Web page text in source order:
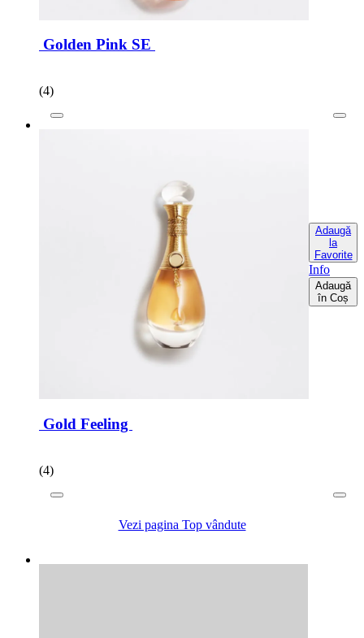
Golden Pink SE
(4)
Adaugă
la
Favorite
Info
Adaugă
în Coș
Gold Feeling
(4)
Vezi pagina Top vândute